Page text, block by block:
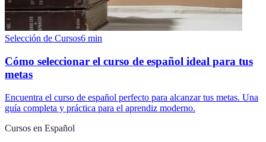
Selección de Cursos6 min
Cómo seleccionar el curso de español ideal para tus
metas
Encuentra el curso de español perfecto para alcanzar tus metas. Una
guía completa y práctica para el aprendiz moderno.
Cursos en Español